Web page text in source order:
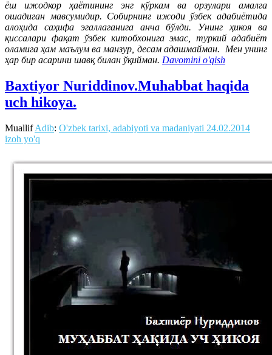
ёш ижодкор ҳаётининг энг кўркам ва орзулари амалга
ошадиган мавсумидир. Собирнинг ижоди ўзбек адабиётида
алоҳида саҳифа эгаллаганига анча бўлди. Унинг ҳикоя ва
қиссалари фақат ўзбек китобхонига эмас, туркий адабиёт
оламига ҳам маълум ва манзур, десам адашмайман. Мен унинг
ҳар бир асарини шавқ билан ўқийман. Davomini o'qish
Baxtiyor Nuriddinov.Muhabbat haqida
uch hikoya.
MuallifAdib: O'zbek tarixi, adabiyoti va madaniyati 24.02.2014
izoh yo'q